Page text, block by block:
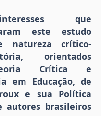
que
este estudo
natureza crítico-
orientados
Crítica e
em Educação, de
e sua Política
autores brasileiros